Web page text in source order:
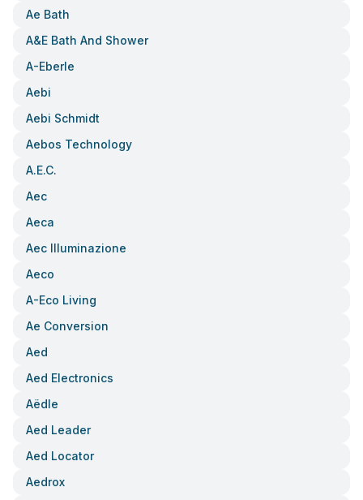
Ae Bath
A&e Bath And Shower
A-Eberle
Aebi
Aebi Schmidt
Aebos Technology
A.e.c.
Aec
Aeca
Aec Illuminazione
Aeco
A-Eco Living
Ae Conversion
Aed
Aed Electronics
Aëdle
Aed Leader
Aed Locator
Aedrox